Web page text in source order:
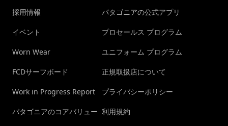
採用情報
イベント
Worn Wear
FCDサーフボード
Work in Progress Report
パタゴニアのコアバリュー
パタゴニアの公式アプリ
プロセールス プログラム
ユニフォーム プログラム
正規取扱店について
プライバシーポリシー
利用規約